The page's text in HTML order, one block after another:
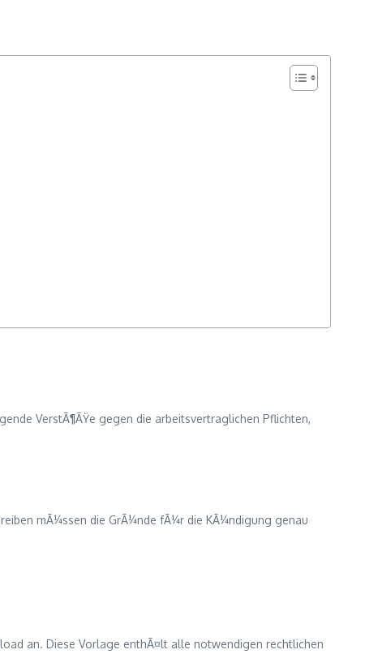
VerstÃ¶ÃŸe gegen die arbeitsvertraglichen Pflichten,
mÃ¼ssen die GrÃ¼nde fÃ¼r die KÃ¼ndigung genau
an. Diese Vorlage enthÃ¤lt alle notwendigen rechtlichen